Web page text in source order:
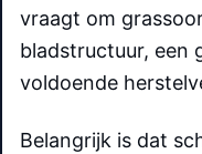
vraagt om
bladstructuur, een
voldoende
Belangrijk is dat